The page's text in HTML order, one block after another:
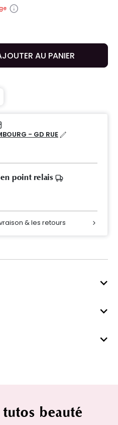
AU PANIER
- GD RUE
point relais
& les retours
beauté